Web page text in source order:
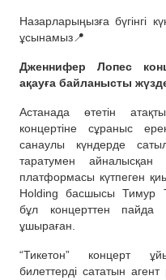
Назарларыңызға бүгінгі
ұсынамыз📍
Дженнифер Лопес
ақауға байланысты
Астанада өтетін
концертіне сұраныс
санаулы күндерде
таратумен айналысқан
платформасы күтпеген
Holding басшысы Тимур
бұл концерттен пайда
ұшыраған.
“Тикетон” концерт
билеттерді сататын